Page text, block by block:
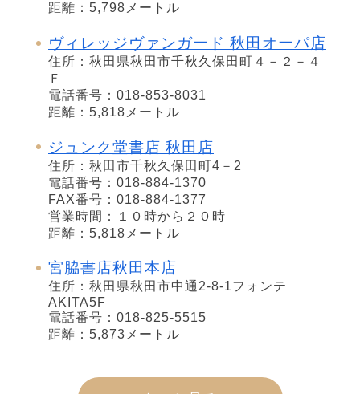
距離：5,798メートル
ヴィレッジヴァンガード 秋田オーパ店
住所：秋田県秋田市千秋久保田町４－２－４
Ｆ
電話番号：018-853-8031
距離：5,818メートル
ジュンク堂書店 秋田店
住所：秋田市千秋久保田町4－2
電話番号：018-884-1370
FAX番号：018-884-1377
営業時間：１０時から２０時
距離：5,818メートル
宮脇書店秋田本店
住所：秋田県秋田市中通2-8-1フォンテ
AKITA5F
電話番号：018-825-5515
距離：5,873メートル